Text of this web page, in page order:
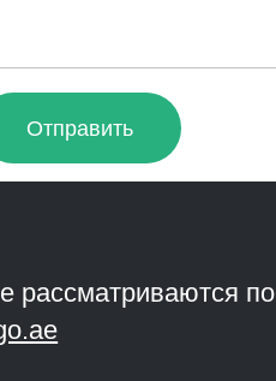
Отправить
рассматриваются по